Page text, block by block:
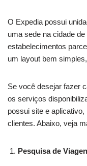
O Expedia possui
uma sede na cidade
estabelecimentos
um layout bem
Se você desejar fazer
os serviços
possui site e
clientes. Abaixo, veja
Pesquisa de